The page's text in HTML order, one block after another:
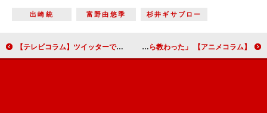
出崎統 富野由悠季 杉井ギサブロー
【テレビコラム】ツイッターで見る注目ドラマ 2015年春の新作ドラマ注目度ランキング 【アニメコラム】 「人生で大事なことは80年代テレビアニメから教わった」後編